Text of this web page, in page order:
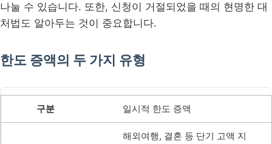
나눌 수 있습니다. 또한, 신청이 거절되었을 때의 현명한 대
처법도 알아두는 것이 중요합니다.
한도 증액의 두 가지 유형
일시적 한도 증액
해외여행, 결혼 등 단기 고액 지